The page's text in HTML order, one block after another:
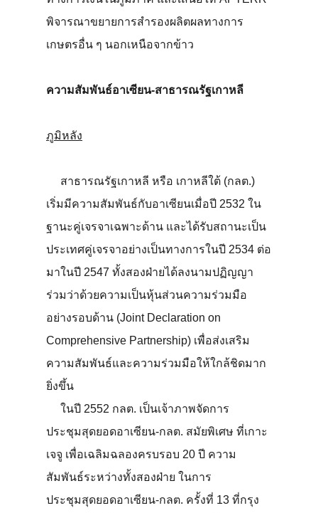
พิจารณาขยายการสำรองผลิตผลทางการ
เกษตรอื่น ๆ นอกเหนือจากข้าว
ความสัมพันธ์อาเซียน-สาธารณรัฐเกาหลี
ภูมิหลัง
สาธารณรัฐเกาหลี หรือ เกาหลีใต้ (กลต.)
เริ่มมีความสัมพันธ์กับอาเซียนเมื่อปี 2532 ใน
ฐานะคู่เจรจาเฉพาะด้าน และได้รับสถานะเป็น
ประเทศคู่เจรจาอย่างเป็นทางการในปี 2534 ต่อ
มาในปี 2547 ทั้งสองฝ่ายได้ลงนามปฏิญญา
ร่วมว่าด้วยความเป็นหุ้นส่วนความร่วมมือ
อย่างรอบด้าน (Joint Declaration on
Comprehensive Partnership) เพื่อส่งเสริม
ความสัมพันธ์และความร่วมมือให้ใกล้ชิดมาก
ยิ่งขึ้น
ในปี 2552 กลต. เป็นเจ้าภาพจัดการ
ประชุมสุดยอดอาเซียน-กลต. สมัยพิเศษ ที่เกาะ
เจจู เพื่อเฉลิมฉลองครบรอบ 20 ปี ความ
สัมพันธ์ระหว่างทั้งสองฝ่าย ในการ
ประชุมสุดยอดอาเซียน-กลต. ครั้งที่ 13 ที่กรุง